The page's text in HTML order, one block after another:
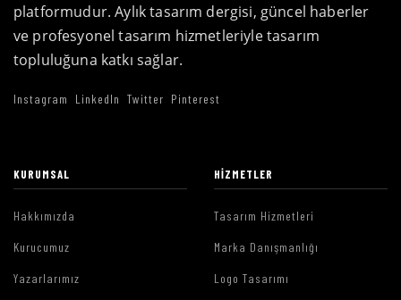
platformudur. Aylık tasarım dergisi, güncel haberler
ve profesyonel tasarım hizmetleriyle tasarım
topluluğuna katkı sağlar.
Instagram LinkedIn Twitter Pinterest
KURUMSAL
Hakkımızda
Kurucumuz
Yazarlarımız
HIZMETLER
Tasarım Hizmetleri
Marka Danışmanlığı
Logo Tasarımı